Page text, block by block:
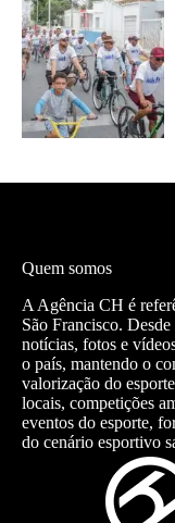
Quem somos
A Agência CH é
São Francisco.
notícias, fotos e
o país, mantendo o
valorização do
locais, competições
eventos do esporte,
do cenário esportivo